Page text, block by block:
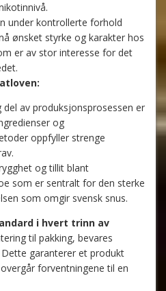
under kontrollerte forhold
ønsket styrke og karakter hos
er av stor interesse for det
del av produksjonsprosessen er
og
oppfyller strenge
og tillit blant
som er sentralt for den sterke
som omgir svensk snus.
i hvert trinn av
til pakking, bevares
Dette garanterer et produkt
forventningene til en